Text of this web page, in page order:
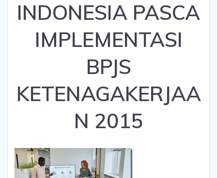
INDONESIA PASCA
IMPLEMENTASI
BPJS
KETENAGAKERJAA
N 2015